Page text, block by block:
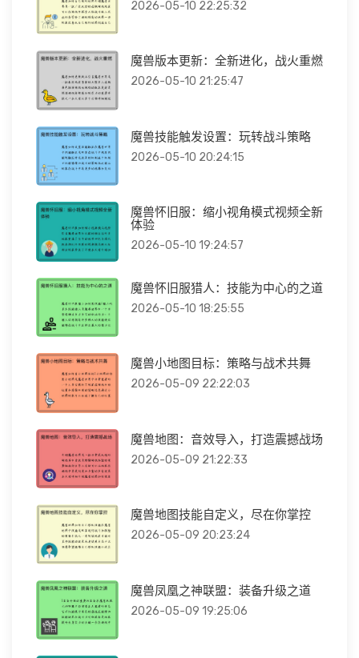
2026-05-10 22:25:32
魔兽版本更新：全新进化，战火重燃
2026-05-10 21:25:47
魔兽技能触发设置：玩转战斗策略
2026-05-10 20:24:15
魔兽怀旧服：缩小视角模式视频全新
体验
2026-05-10 19:24:57
魔兽怀旧服猎人：技能为中心的之道
2026-05-10 18:25:55
魔兽小地图目标：策略与战术共舞
2026-05-09 22:22:03
魔兽地图：音效导入，打造震撼战场
2026-05-09 21:22:33
魔兽地图技能自定义，尽在你掌控
2026-05-09 20:23:24
魔兽凤凰之神联盟：装备升级之道
2026-05-09 19:25:06